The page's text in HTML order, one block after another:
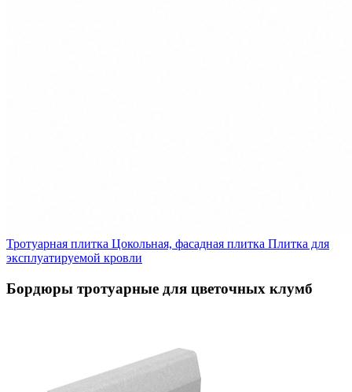
Тротуарная плитка Цокольная, фасадная плитка Плитка для
эксплуатируемой кровли
Бордюры тротуарные для цветочных клумб